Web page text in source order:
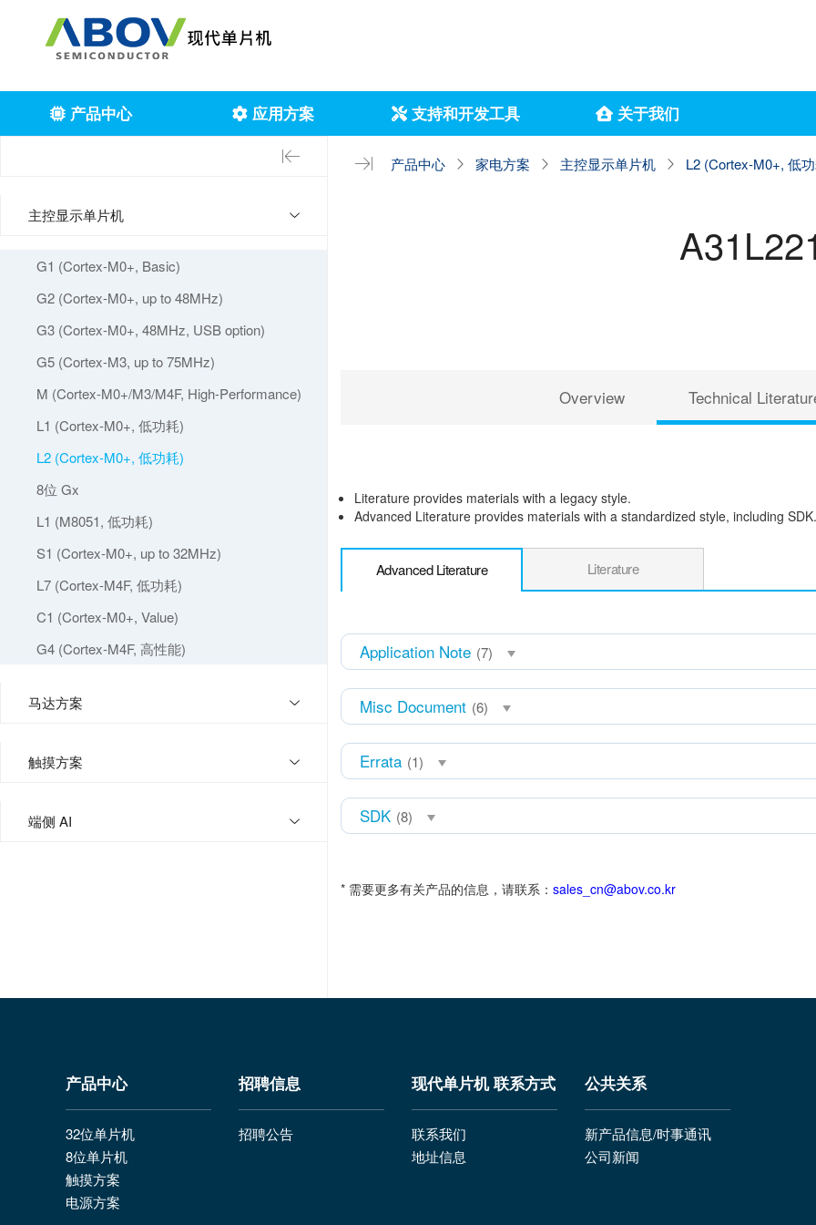
产品中心 应用方案 支持和开发工具 关于我们
产品中心 家电方案 主控显示单片机 L2 (Cortex-M0+, 低
主控显示单片机
G1 (Cortex-M0+, Basic)
G2 (Cortex-M0+, up to 48MHz)
G3 (Cortex-M0+, 48MHz, USB option)
G5 (Cortex-M3, up to 75MHz)
M (Cortex-M0+/M3/M4F, High-Performance)
L1 (Cortex-M0+, 低功耗)
L2 (Cortex-M0+, 低功耗)
8位 Gx
L1 (M8051, 低功耗)
S1 (Cortex-M0+, up to 32MHz)
L7 (Cortex-M4F, 低功耗)
C1 (Cortex-M0+, Value)
G4 (Cortex-M4F, 高性能)
马达方案
触摸方案
端侧 AI
Overview Technical
Literature provides materials with a legacy style.
Advanced Literature provides materials with a standardized style, including SDK.
Advanced Literature Literature
Application Note (7)
Misc Document (6)
Errata (1)
SDK (8)
* 需要更多有关产品的信息，请联系： sales_cn@abov.co.kr
产品中心
32位单片机
8位单片机
触摸方案
电源方案
招聘信息
招聘公告
现代单片机 联系方式
联系我们
地址信息
公共关系
新产品信息/时事通讯
公司新闻